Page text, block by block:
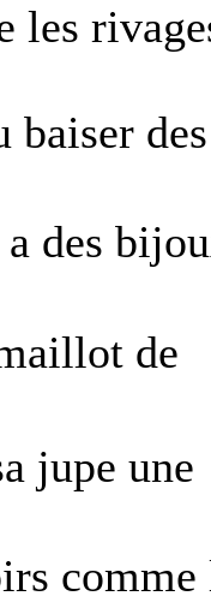
les
baiser des
des
de
jupe une
comme